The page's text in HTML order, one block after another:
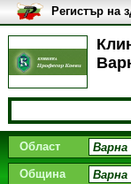
Регистър на
България
Област
Община